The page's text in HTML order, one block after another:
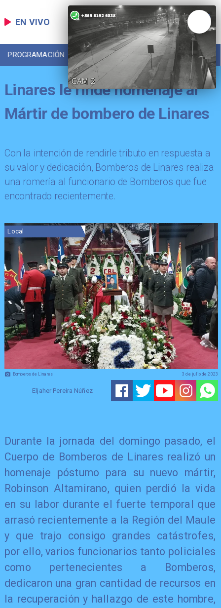
EN VIVO
PROGRAMACIÓN LOCAL DEPORTES
Linares le rinde homenaje al
Mártir de bombero de Linares
Con la intención de rendirle tributo en respuesta a
su valor y dedicación, Bomberos de Linares realiza
una romería al funcionario de Bomberos que fue
encontrado recientemente.
Bomberos de Linares
Local
Eljaher Pereira Núñez
3 de julio de 2023
Durante la jornada del domingo pasado, el
Cuerpo de Bomberos de Linares realizó un
homenaje póstumo para su nuevo mártir,
Robinson Altamirano, quien perdió la vida
en su labor durante el fuerte temporal que
arrasó recientemente a la Región del Maule
y que trajo consigo grandes catástrofes,
por ello, varios funcionarios tanto policiales
como pertenecientes a Bomberos,
dedicaron una gran cantidad de recursos en
la recuperación y hallazgo de este hombre,